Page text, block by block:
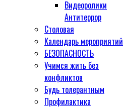
Видеоролики
Антитеррор
Столовая
Календарь мероприятий
БЕЗОПАСНОСТЬ
Учимся жить без
конфликтов
Будь толерантным
Профилактика